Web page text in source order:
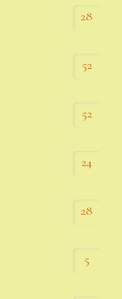
28
52
52
24
28
5